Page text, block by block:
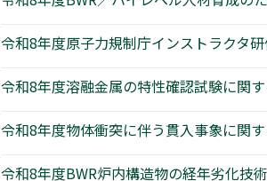
令和8年度原子力規制庁インストラクタ
令和8年度溶融金属の特性確認試験に関
令和8年度物体衝突に伴う貫入事象に関
令和8年度BWR炉内構造物の経年劣化技